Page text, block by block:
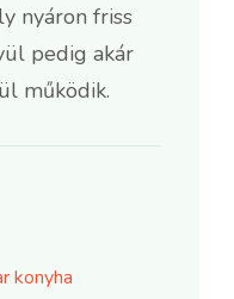
nyáron friss
pedig akár
működik.
konyha